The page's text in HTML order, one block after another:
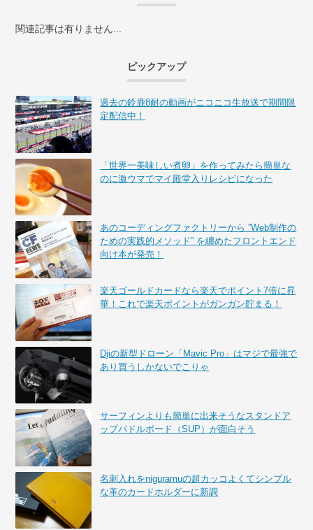
関連記事は有りません...
ピックアップ
過去の鈴鹿8耐の動画がニコニコ生放送で期間限
定配信中！
「世界一美味しい煮卵」を作ってみたら簡単な
のに激ウマでマイ殿堂入りレシピになった
あのコーディングファクトリーから ”Web制作の
ための実践的メソッド” を纏めたフロントエンド
向け本が発売！
楽天ゴールドカードなら楽天でポイント7倍に昇
華！これで楽天ポイントがガンガン貯まる！
Djiの新型ドローン「Mavic Pro」はマジで最強で
あり買うしかないでこりゃ
サーフィンよりも簡単に出来そうなスタンドア
ップパドルボード（SUP）が面白そう
名刺入れをniguramuの超カッコよくてシンプル
な革のカードホルダーに新調